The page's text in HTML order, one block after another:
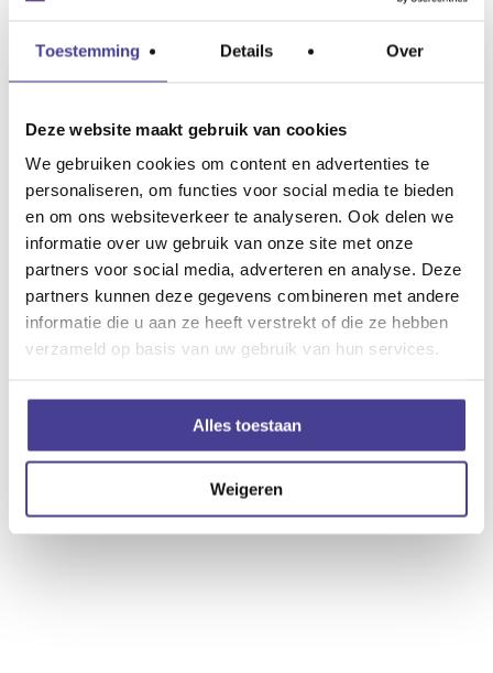
Toestemming Details Over
Deze website maakt gebruik van cookies
We gebruiken cookies om content en advertenties te
personaliseren, om functies voor social media te bieden
en om ons websiteverkeer te analyseren. Ook delen we
informatie over uw gebruik van onze site met onze
partners voor social media, adverteren en analyse. Deze
partners kunnen deze gegevens combineren met andere
informatie die u aan ze heeft verstrekt of die ze hebben
verzameld op basis van uw gebruik van hun services.
Alles toestaan
Weigeren
+ Aan Google Kalender toevoegen